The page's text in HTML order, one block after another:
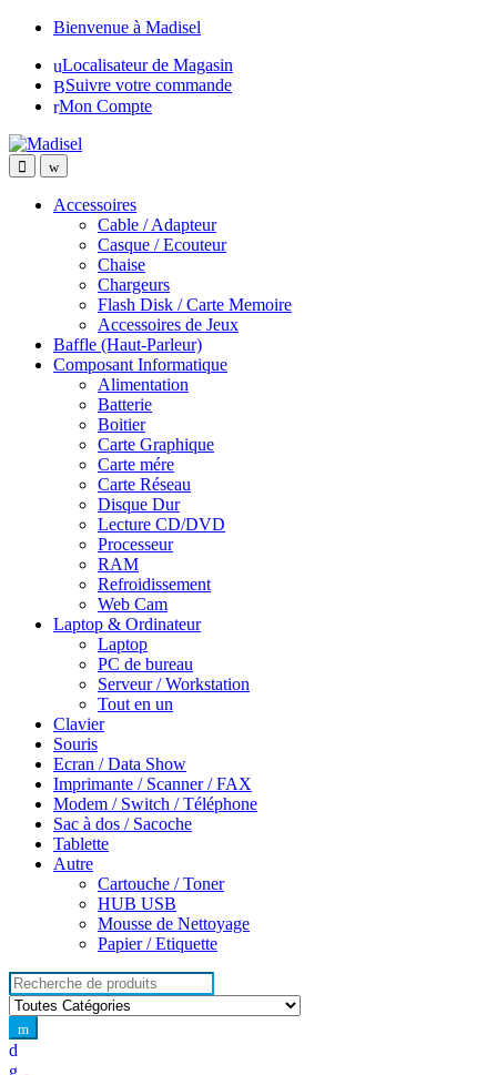
Skip
navigation
Skip
content
Bienvenue à Madisel
Localisateur de Magasin
Suivre votre commande
Mon Compte
Accessoires
Cable / Adapteur
Casque / Ecouteur
Chaise
Chargeurs
Flash Disk / Carte Memoire
Accessoires de Jeux
Baffle (Haut-Parleur)
Composant Informatique
Alimentation
Batterie
Boitier
Carte Graphique
Carte mére
Carte Réseau
Disque Dur
Lecture CD/DVD
Processeur
RAM
Refroidissement
Web Cam
Laptop & Ordinateur
Laptop
PC de bureau
Serveur / Workstation
Tout en un
Clavier
Souris
Ecran / Data Show
Imprimante / Scanner / FAX
Modem / Switch / Téléphone
Sac à dos / Sacoche
Tablette
Autre
Cartouche / Toner
HUB USB
Mousse de Nettoyage
Papier / Etiquette
Search
for: